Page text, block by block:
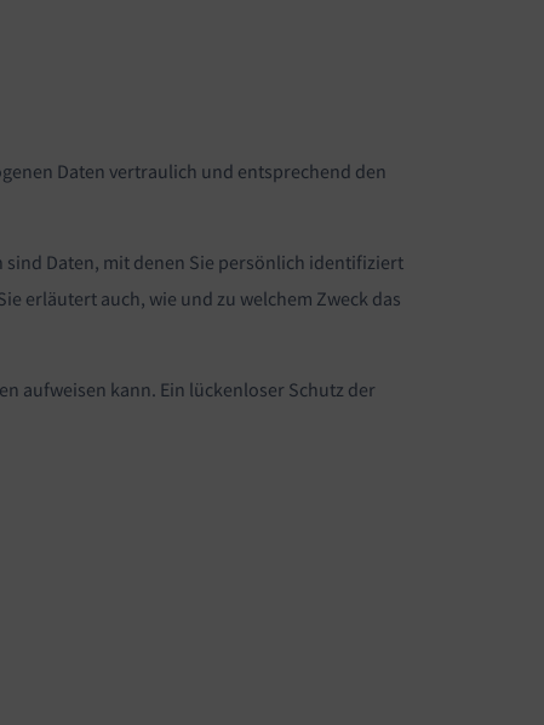
Daten vertraulich und entsprechend den
sind Daten, mit denen Sie persönlich identifiziert
erläutert auch, wie und zu welchem Zweck das
aufweisen kann. Ein lückenloser Schutz der